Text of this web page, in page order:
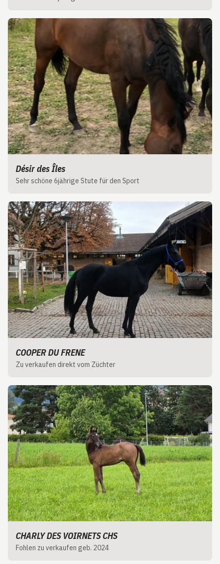
Désir des Îles
Sehr schöne 6jährige Stute für den Sport
COOPER DU FRENE
Zu verkaufen direkt vom Züchter
CHARLY DES VOIRNETS CHS
Fohlen zu verkaufen geb. 2024